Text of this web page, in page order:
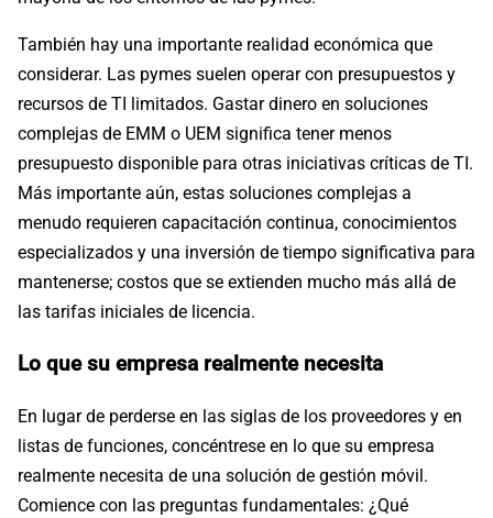
También hay una importante realidad económica que
considerar. Las pymes suelen operar con presupuestos y
recursos de TI limitados. Gastar dinero en soluciones
complejas de EMM o UEM significa tener menos
presupuesto disponible para otras iniciativas críticas de TI.
Más importante aún, estas soluciones complejas a
menudo requieren capacitación continua, conocimientos
especializados y una inversión de tiempo significativa para
mantenerse; costos que se extienden mucho más allá de
las tarifas iniciales de licencia.
Lo que su empresa realmente necesita
En lugar de perderse en las siglas de los proveedores y en
listas de funciones, concéntrese en lo que su empresa
realmente necesita de una solución de gestión móvil.
Comience con las preguntas fundamentales: ¿Qué